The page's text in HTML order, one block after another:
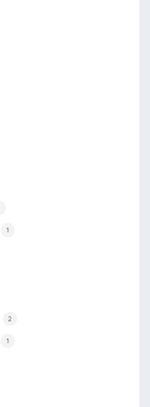
1
2
1